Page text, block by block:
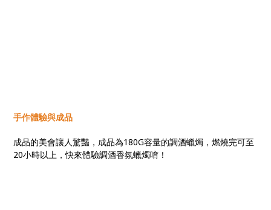
手作體驗與成品
成品的美會讓人驚豔，成品為180G容量的調酒蠟燭，燃燒完可至
20小時以上，快來體驗調酒香氛蠟燭唷！